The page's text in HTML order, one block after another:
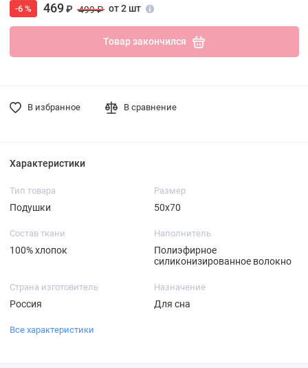
-6 % 469₽ 499 ₽ от 2 шт
Товар закончился
В избранное В сравнение
Характеристики
Тип товара
Подушки
Размер
50х70
Состав ткани
100% хлопок
Наполнитель
Полиэфирное
силиконизированное волокно
Страна изготовитель
Россия
Назначение
Для сна
Все характеристики